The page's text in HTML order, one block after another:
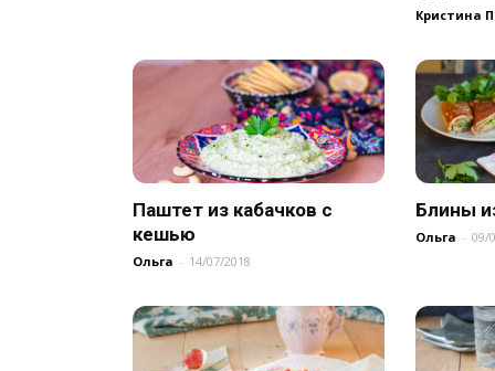
Кристина
Паштет из кабачков с
кешью
Ольга - 14/07/2018
Блины
Ольга - 09/